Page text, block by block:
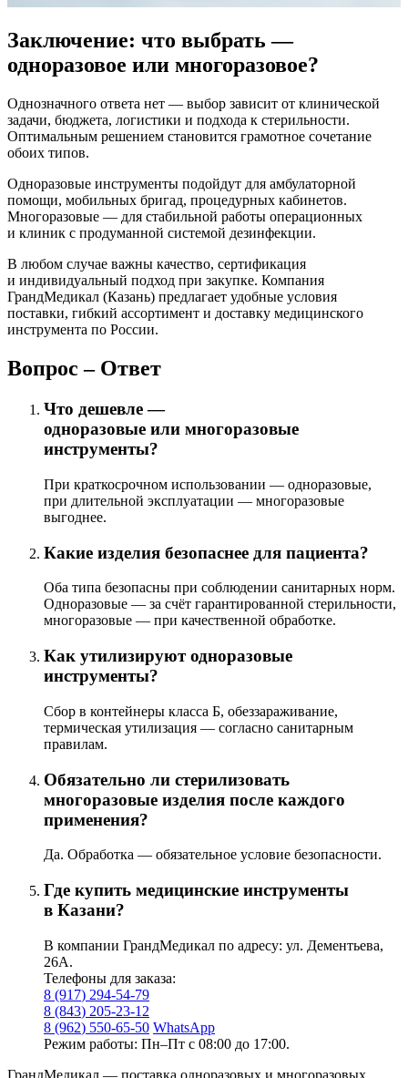
Заключение: что выбрать —
одноразовое или многоразовое?
Однозначного ответа нет — выбор зависит от клинической
задачи, бюджета, логистики и подхода к стерильности.
Оптимальным решением становится грамотное сочетание
обоих типов.
Одноразовые инструменты подойдут для амбулаторной
помощи, мобильных бригад, процедурных кабинетов.
Многоразовые — для стабильной работы операционных
и клиник с продуманной системой дезинфекции.
В любом случае важны качество, сертификация
и индивидуальный подход при закупке. Компания
ГрандМедикал (Казань) предлагает удобные условия
поставки, гибкий ассортимент и доставку медицинского
инструмента по России.
Вопрос – Ответ
Что дешевле —
одноразовые или многоразовые
инструменты?
При краткосрочном использовании — одноразовые,
при длительной эксплуатации — многоразовые
выгоднее.
Какие изделия безопаснее для пациента?
Оба типа безопасны при соблюдении санитарных норм.
Одноразовые — за счёт гарантированной стерильности,
многоразовые — при качественной обработке.
Как утилизируют одноразовые
инструменты?
Сбор в контейнеры класса Б, обеззараживание,
термическая утилизация — согласно санитарным
правилам.
Обязательно ли стерилизовать
многоразовые изделия после каждого
применения?
Да. Обработка — обязательное условие безопасности.
Где купить медицинские инструменты
в Казани?
В компании ГрандМедикал по адресу: ул. Дементьева,
26А.
Телефоны для заказа:
8 (917) 294-54-79
8 (843) 205-23-12
8 (962) 550‑65‑50 WhatsApp
Режим работы: Пн–Пт с 08:00 до 17:00.
ГрандМедикал — поставка одноразовых и многоразовых